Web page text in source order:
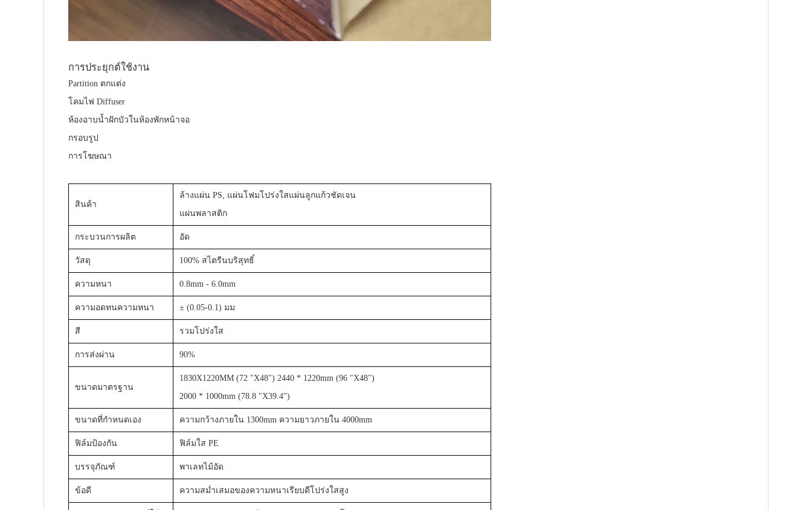
การประยุกต์ใช้งาน
Partition ตกแต่ง
โคมไฟ Diffuser
ห้องอาบน้ำฝักบัวในห้องพักหน้าจอ
กรอบรูป
การโฆษณา
สินค้า
ล้างแผ่น PS, แผ่นโฟมโปร่งใสแผ่นลูกแก้วชัดเจน
แผ่นพลาสติก
กระบวนการผลิต อัด
วัสดุ 100% สไตรีนบริสุทธิ์
ความหนา 0.8mm - 6.0mm
ความอดทนความหนา ± (0.05-0.1) มม
สี รวมโปร่งใส
การส่งผ่าน 90%
ขนาดมาตรฐาน
1830X1220MM (72 "X48") ​​2440 * 1220mm (96 "X48")
2000 * 1000mm (78.8 "X39.4")
ขนาดที่กำหนดเอง ความกว้างภายใน 1300mm ความยาวภายใน 4000mm
ฟิล์มป้องกัน ฟิล์มใส PE
บรรจุภัณฑ์ พาเลทไม้อัด
ข้อดี ความสม่ำเสมอของความหนาเรียบดีโปร่งใสสูง